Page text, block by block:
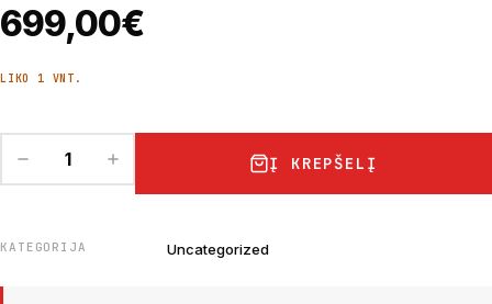
699,00€
LIKO 1 VNT.
Į KREPŠELĮ
KATEGORIJA Uncategorized